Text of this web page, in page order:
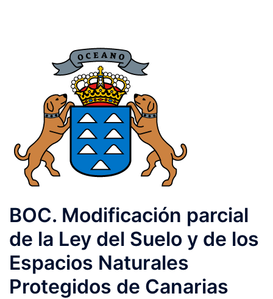
BOC. Modificación parcial
de la Ley del Suelo y de los
Espacios Naturales
Protegidos de Canarias